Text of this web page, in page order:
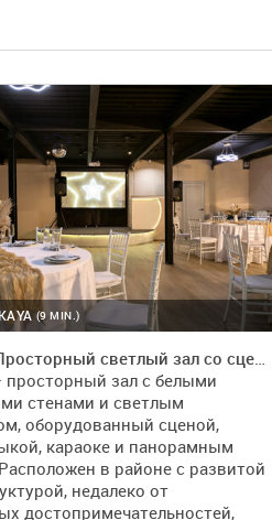
(9 MIN.)
Момент. Просторный светлый зал со сценой, светомузыкой и караоке
зал с белыми
стенами и светлым
оборудованный сценой,
караоке и панорамным
в районе с развитой
недалеко от
достопримечательностей,